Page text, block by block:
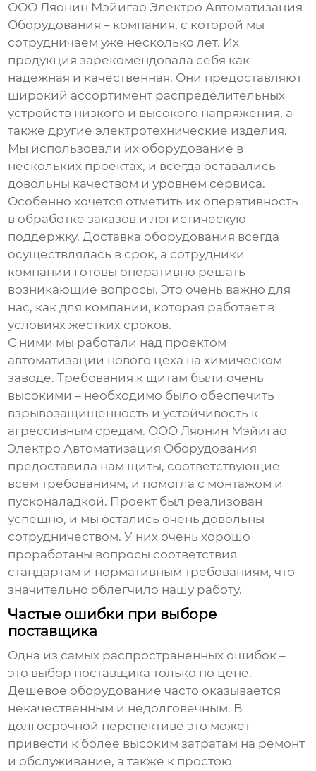
ООО Ляонин Мэйигао Электро Автоматизация
Оборудования – компания, с которой мы
сотрудничаем уже несколько лет. Их
продукция зарекомендовала себя как
надежная и качественная. Они предоставляют
широкий ассортимент распределительных
устройств низкого и высокого напряжения, а
также другие электротехнические изделия.
Мы использовали их оборудование в
нескольких проектах, и всегда оставались
довольны качеством и уровнем сервиса.
Особенно хочется отметить их оперативность
в обработке заказов и логистическую
поддержку. Доставка оборудования всегда
осуществлялась в срок, а сотрудники
компании готовы оперативно решать
возникающие вопросы. Это очень важно для
нас, как для компании, которая работает в
условиях жестких сроков.
С ними мы работали над проектом
автоматизации нового цеха на химическом
заводе. Требования к щитам были очень
высокими – необходимо было обеспечить
взрывозащищенность и устойчивость к
агрессивным средам. ООО Ляонин Мэйигао
Электро Автоматизация Оборудования
предоставила нам щиты, соответствующие
всем требованиям, и помогла с монтажом и
пусконаладкой. Проект был реализован
успешно, и мы остались очень довольны
сотрудничеством. У них очень хорошо
проработаны вопросы соответствия
стандартам и нормативным требованиям, что
значительно облегчило нашу работу.
Частые ошибки при выборе
поставщика
Одна из самых распространенных ошибок –
это выбор поставщика только по цене.
Дешевое оборудование часто оказывается
некачественным и недолговечным. В
долгосрочной перспективе это может
привести к более высоким затратам на ремонт
и обслуживание, а также к простою